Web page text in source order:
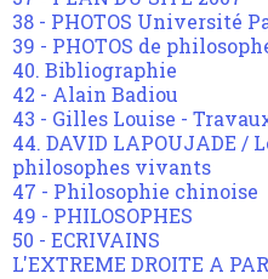
38 - PHOTOS Université
39 - PHOTOS de
40. Bibliographie
42 - Alain Badiou
43 - Gilles Louise -
44. DAVID LAPOUJADE /
philosophes vivants
47 - Philosophie chinoise
49 - PHILOSOPHES
50 - ECRIVAINS
L'EXTREME DROITE A